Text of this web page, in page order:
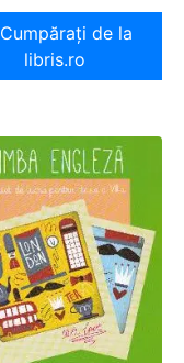
Cumpărați de la
libris.ro